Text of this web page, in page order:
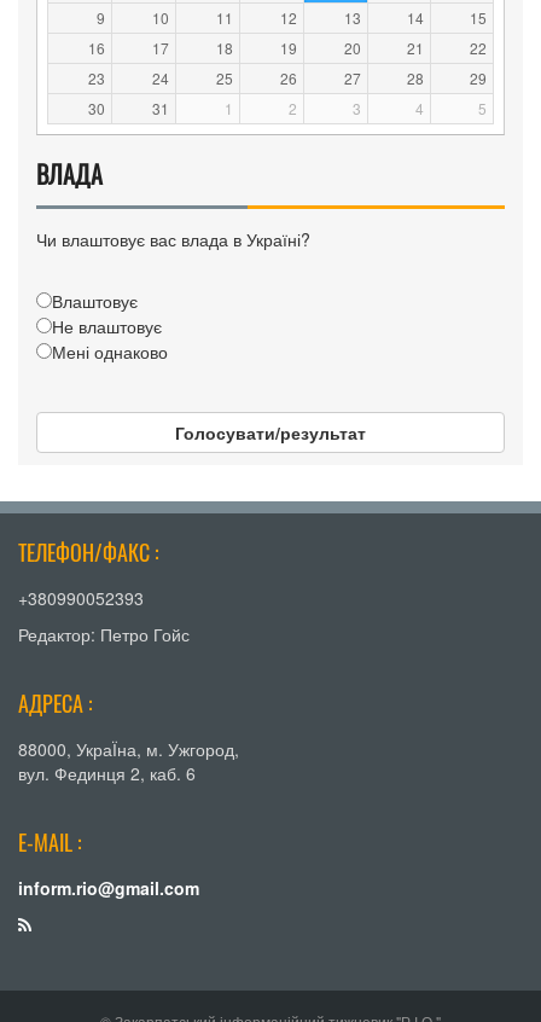
9
10 11 12 13 14
15
16
17 18 19 20 21
22
23
24 25 26 27 28
29
30
31 1 2 3 4 5
ВЛАДА
Чи влаштовує вас влада в Україні?
Влаштовує
Не влаштовує
Мені однаково
Голосувати/результат
ТЕЛЕФОН/ФАКС :
+380990052393
Редактор: Петро Гойс
АДРЕСА :
88000, УкраЇна, м. Ужгород,
вул. Фединця 2, каб. 6
E-MAIL :
inform.rio@gmail.com